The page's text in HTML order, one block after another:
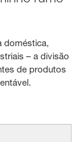
doméstica,
– a divisão
de produtos